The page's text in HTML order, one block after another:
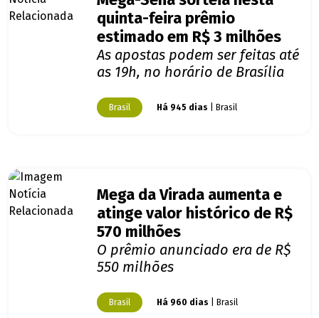
quinta-feira prêmio
estimado em R$ 3 milhões
As apostas podem ser feitas até
as 19h, no horário de Brasília
Brasil Há 945 dias | Brasil
Mega da Virada aumenta e
atinge valor histórico de R$
570 milhões
O prêmio anunciado era de R$
550 milhões
Brasil Há 960 dias | Brasil